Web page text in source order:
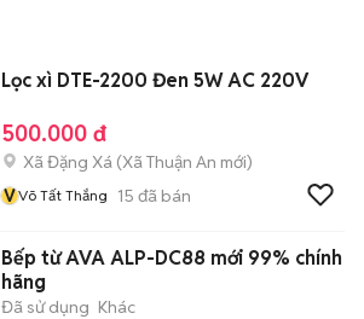
Lọc xì DTE-2200 Đen 5W AC 220V
500.000 đ
Xã Đặng Xá (Xã Thuận An mới)
VVõ Tất Thắng 15 đã bán
Bếp từ AVA ALP-DC88 mới 99% chính
hãng
Đã sử dụng Khác